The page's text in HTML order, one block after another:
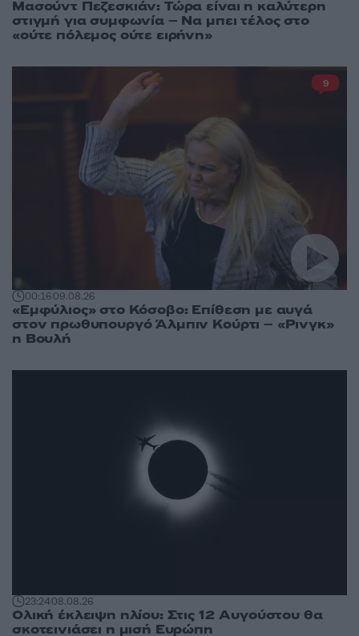
Μασούντ Πεζεσκιάν: Τώρα είναι η καλύτερη
στιγμή για συμφωνία – Να μπει τέλος στο
«ούτε πόλεμος ούτε ειρήνη»
00:1609.08.26
«Εμφύλιος» στο Κόσοβο: Επίθεση με αυγά
στον πρωθυπουργό Άλμπιν Κούρτι – «Ρινγκ»
η Βουλή
9
23:2408.08.26
Ολική έκλειψη ηλίου: Στις 12 Αυγούστου θα
σκοτεινιάσει η μισή Ευρώπη